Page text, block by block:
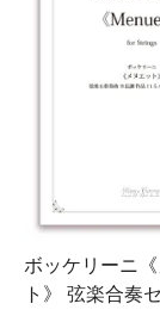
ボッケリーニ
ト》 弦楽合奏